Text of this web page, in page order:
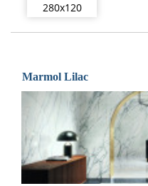
280x120
Marmol Lilac